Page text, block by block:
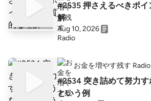
#2535 押さえるべきポイントと本質的な理
解
Aug 10, 2026
お金を増やす残す Radio
#2534 突き詰めて努力すれば、こうなれる
という例